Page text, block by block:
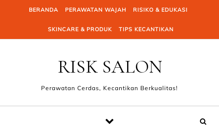
Skip to content
BERANDA PERAWATAN WAJAH RISIKO & EDUKASI
SKINCARE & PRODUK TIPS KECANTIKAN
RISK SALON
Perawatan Cerdas, Kecantikan Berkualitas!